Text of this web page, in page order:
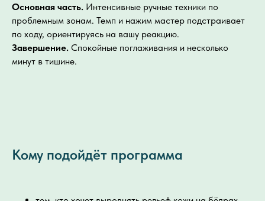
Основная часть. Интенсивные ручные техники по
проблемным зонам. Темп и нажим мастер подстраивает
по ходу, ориентируясь на вашу реакцию.
Завершение. Спокойные поглаживания и несколько
минут в тишине.
Кому подойдёт программа